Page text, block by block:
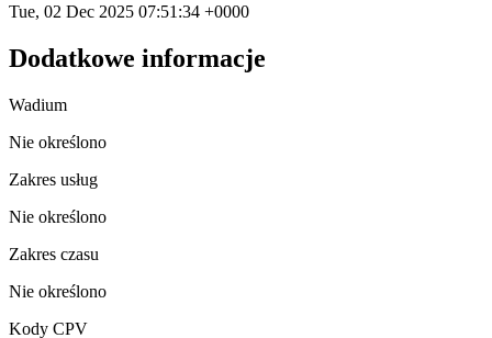
Tue, 02 Dec 2025 07:51:34 +0000
Dodatkowe informacje
Wadium
Nie określono
Zakres usług
Nie określono
Zakres czasu
Nie określono
Kody CPV